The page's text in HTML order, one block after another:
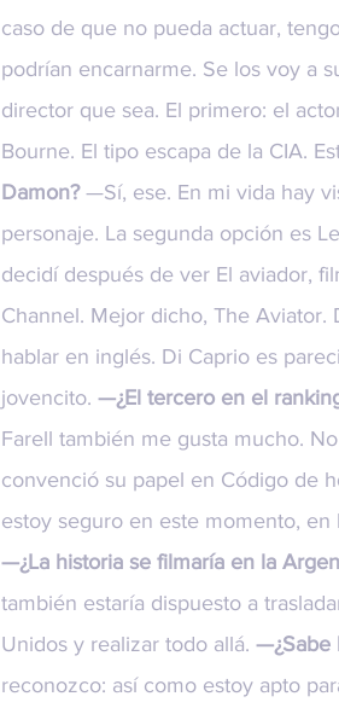
caso de que no pueda actuar,
podrían encarnarme. Se los voy a
director que sea. El primero: el
Bourne. El tipo escapa de la CIA.
Damon?—Sí, ese. En mi vida hay
personaje. La segunda opción es
decidí después de ver El aviador,
Channel. Mejor dicho, The Aviator.
hablar en inglés. Di Caprio es
jovencito. —¿El tercero en el
Farell también me gusta mucho.
convenció su papel en Código de
estoy seguro en este momento,
—¿La historia se filmaría en la
también estaría dispuesto a
Unidos y realizar todo allá. —¿Sabe
reconozco: así como estoy apto